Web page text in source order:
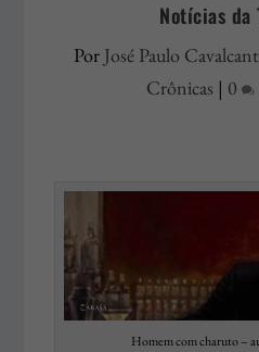
Notícias da
Por José Paulo
Crônicas | 0
Homem com charuto –